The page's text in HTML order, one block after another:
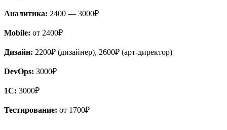
Аналитика: 2400 — 3000₽
Mobile: от 2400₽
Дизайн: 2200₽ (дизайнер), 2600₽ (арт-директор)
DevOps: 3000₽
1С: 3000₽
Тестирование: от 1700₽